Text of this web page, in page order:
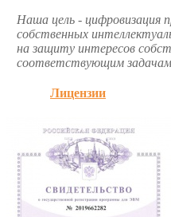
Наша цель - цифровизация
собственных
на защиту интересов
соответствующим
Лицензии